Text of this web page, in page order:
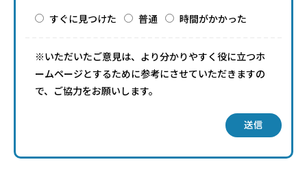
すぐに見つけた
普通 時間がかかった
※いただいたご意見は、より分かりやすく役に立つホ
ームページとするために参考にさせていただきますの
で、ご協力をお願いします。
送信